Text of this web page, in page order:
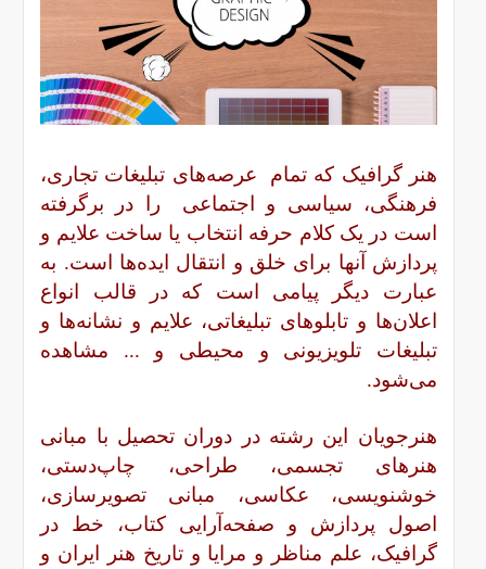
هنر گرافیک که تمام عرصه‌های تبلیغات تجاری،
فرهنگی، سیاسی و اجتماعی را در برگرفته
است در یک کلام حرفه انتخاب یا ساخت علایم و
پردازش آنها برای خلق و انتقال ایده‌ها است. به
عبارت دیگر پیامی است که در قالب انواع
اعلان‌ها و تابلوهای تبلیغاتی، علایم و نشانه‌ها و
تبلیغات تلویزیونی و محیطی و ... مشاهده
می‌شود.
هنرجویان این رشته در دوران تحصیل با مبانی
هنرهای تجسمی، طراحی، چاپ‌دستی،
خوشنویسی، عکاسی، مبانی تصویرسازی،
اصول پردازش و صفحه‌آرایی کتاب، خط در
گرافیک، علم مناظر و مرایا و تاریخ هنر ایران و